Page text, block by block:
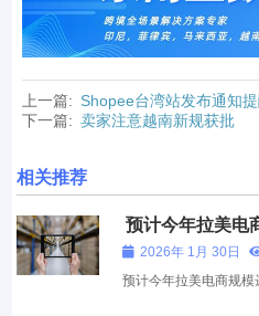
上一篇: Shopee台湾站发布通知
下一篇: 卖家注意越南新规获批
相关推荐
预计今年拉美电
2026年 1月 30日
预计今年拉美电商规